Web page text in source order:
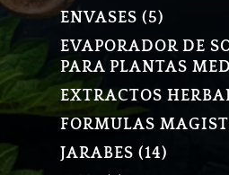
ENVASES 55
EVAPORADOR DE
PARA PLANTAS
EXTRACTOS
FORMULAS
JARABES 1414